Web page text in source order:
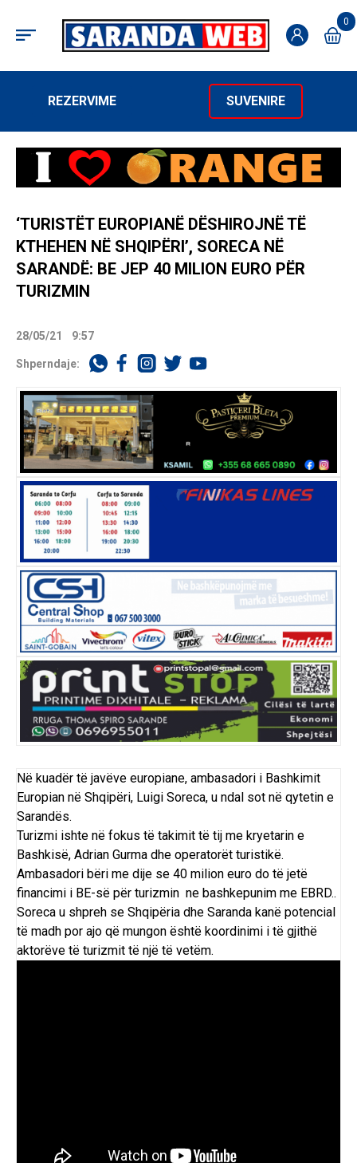
0
REZERVIME SUVENIRE
‘TURISTËT EUROPIANË DËSHIROJNË TË
KTHEHEN NË SHQIPËRI’, SORECA NË
SARANDË: BE JEP 40 MILION EURO PËR
TURIZMIN
28/05/21 9:57
Shperndaje:
Në kuadër të javëve europiane, ambasadori i Bashkimit
Europian në Shqipëri, Luigi Soreca, u ndal sot në qytetin e
Sarandës.
Turizmi ishte në fokus të takimit të tij me kryetarin e
Bashkisë, Adrian Gurma dhe operatorët turistikë.
Ambasadori bëri me dije se 40 milion euro do të jetë
financimi i BE-së për turizmin ne bashkepunim me EBRD..
Soreca u shpreh se Shqipëria dhe Saranda kanë potencial
të madh por ajo që mungon është koordinimi i të gjithë
aktorëve të turizmit të një të vetëm.